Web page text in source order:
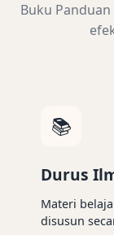
Buku
📚
Durus
Materi
disusun